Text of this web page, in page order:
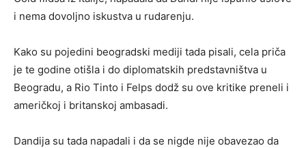
i nema dovoljno iskustva u rudarenju.
Kako su pojedini beogradski mediji tada pisali, cela priča
je te godine otišla i do diplomatskih predstavništva u
Beogradu, a Rio Tinto i Felps dodž su ove kritike preneli i
američkoj i britanskoj ambasadi.
Dandija su tada napadali i da se nigde nije obavezao da